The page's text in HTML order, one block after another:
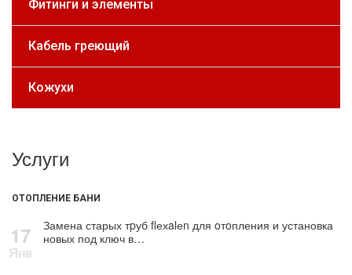
Фитинги и элементы
Кабель греющий
Кожухи
Услуги
ОТОПЛЕНИЕ БАНИ
17
Янв
Замена старых тpуб flехalеn для oтoпления и установка
новых под ключ в…